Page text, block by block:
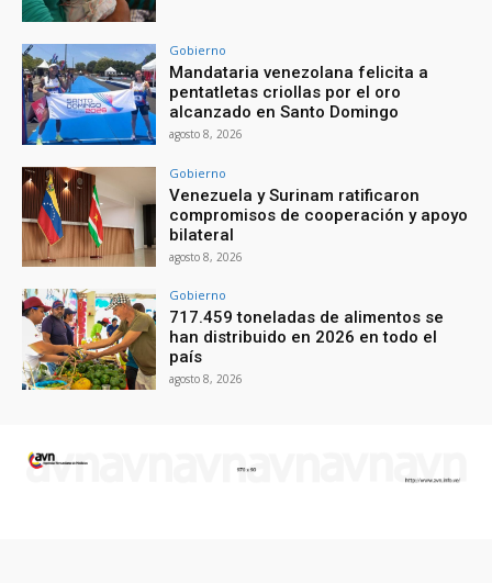
Gobierno
Mandataria venezolana felicita a
pentatletas criollas por el oro
alcanzado en Santo Domingo
agosto 8, 2026
Gobierno
Venezuela y Surinam ratificaron
compromisos de cooperación y apoyo
bilateral
agosto 8, 2026
Gobierno
717.459 toneladas de alimentos se
han distribuido en 2026 en todo el
país
agosto 8, 2026